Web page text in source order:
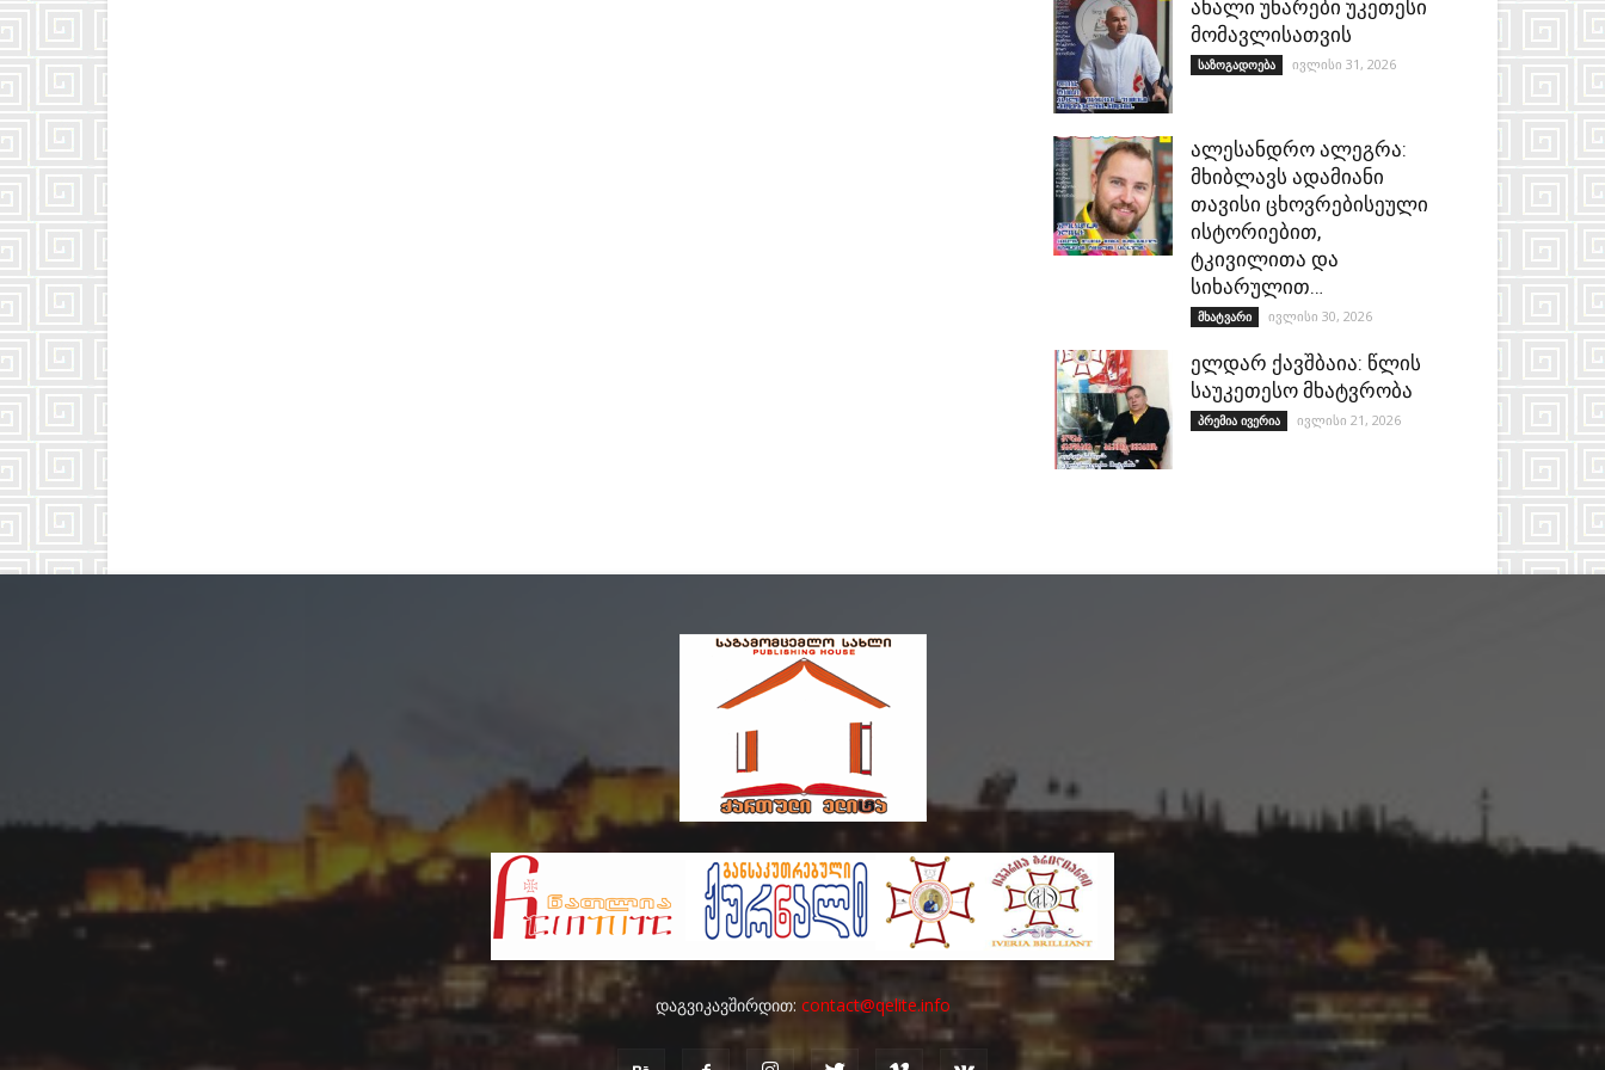
ახალი უნარები უკეთესი
მომავლისათვის
საზოგადოება ივლისი 31, 2026
ალესანდრო ალეგრა:
მხიბლავს ადამიანი
თავისი ცხოვრებისეული
ისტორიებით,
ტკივილითა და
სიხარულით…
მხატვარი ივლისი 30, 2026
ელდარ ქავშბაია: წლის
საუკეთესო მხატვრობა
პრემია ივერია ივლისი 21, 2026
დაგვიკავშირდით: contact@qelite.info